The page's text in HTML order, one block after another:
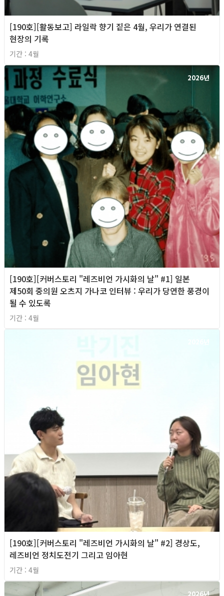
[190호][활동보고] 라일락 향기 짙은 4월, 우리가 연결된
현장의 기록
기간 : 4월
2026년
[190호][커버스토리 "레즈비언 가시화의 날" #1] 일본
제50회 중의원 오츠지 가나코 인터뷰 : 우리가 당연한 풍경이
될 수 있도록
기간 : 4월
[190호][커버스토리 "레즈비언 가시화의 날" #2] 경상도,
레즈비언 정치도전기 그리고 임아현
기간 : 4월
2026년